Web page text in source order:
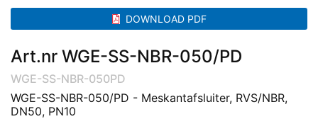
DOWNLOAD PDF
Art.nr WGE-SS-NBR-050/PD
WGE-SS-NBR-050PD
WGE-SS-NBR-050/PD - Meskantafsluiter, RVS/NBR,
DN50, PN10